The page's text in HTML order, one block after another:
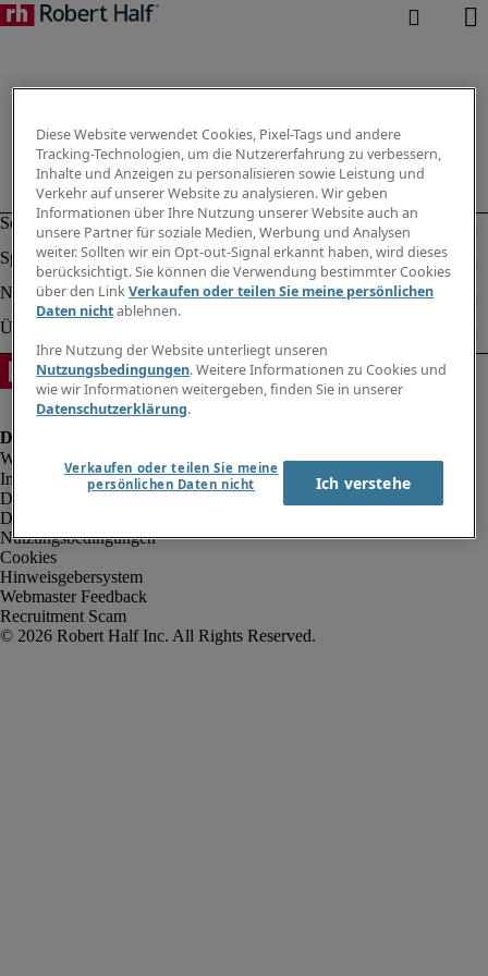
Impressum
Datenschutz
Datenschutz Arbeitnehmer/Zeitarbeitskräfte
Nutzungsbedingungen
Cookies
Hinweisgebersystem
Webmaster Feedback
Recruitment Scam
Diese Website verwendet Cookies, Pixel-Tags und andere
Tracking-Technologien, um die Nutzererfahrung zu verbessern,
Inhalte und Anzeigen zu personalisieren sowie Leistung und
Verkehr auf unserer Website zu analysieren. Wir geben
Informationen über Ihre Nutzung unserer Website auch an
unsere Partner für soziale Medien, Werbung und Analysen
weiter. Sollten wir ein Opt-out-Signal erkannt haben, wird dieses
berücksichtigt. Sie können die Verwendung bestimmter Cookies
über den LinkVerkaufen oder teilen Sie meine persönlichen
Daten nichtablehnen.
Ihre Nutzung der Website unterliegt unseren
Nutzungsbedingungen. Weitere Informationen zu Cookies und
wie wir Informationen weitergeben, finden Sie in unserer
Datenschutzerklärung.
Verkaufen oder teilen Sie meine
persönlichen Daten nicht
Ich verstehe